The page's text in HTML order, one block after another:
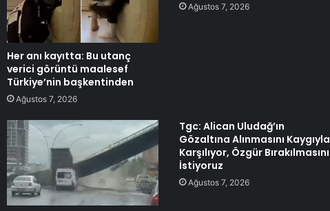
Her anı kayıtta: Bu utanç
verici görüntü maalesef
Türkiye’nin başkentinden
Ağustos 7, 2026
Ağustos 7, 2026
Tgc: Alican Uludağ’ın
Gözaltına Alınmasını Kaygıyla
Karşılıyor, Özgür Bırakılmasını
İstiyoruz
Ağustos 7, 2026